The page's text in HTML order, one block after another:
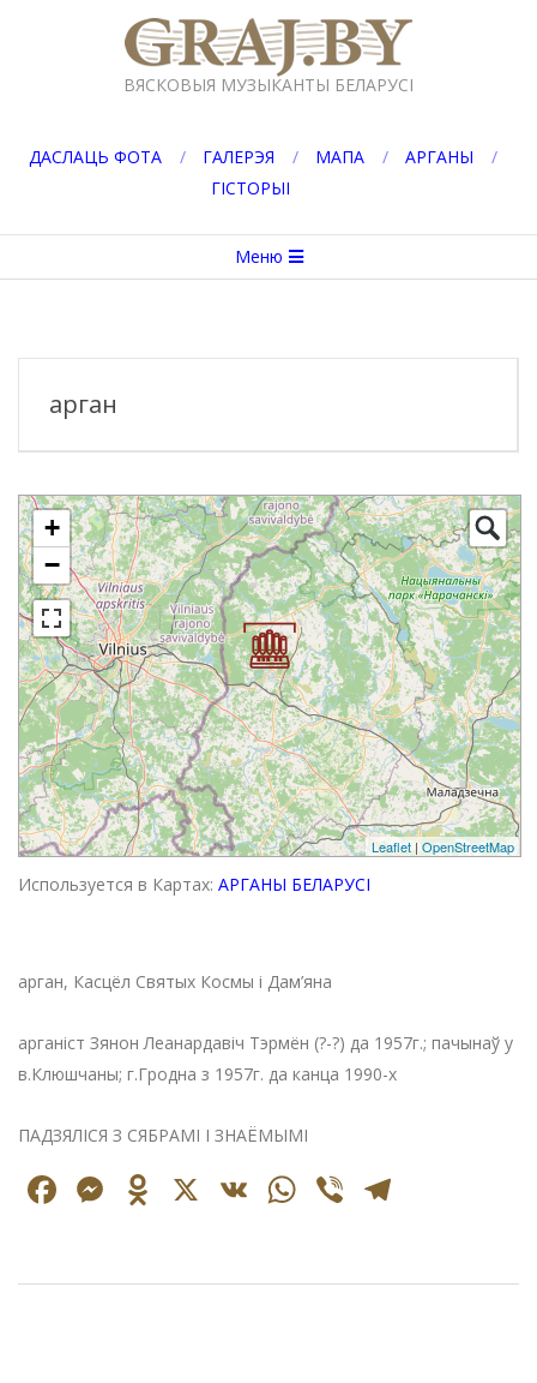
GRAJ.BY
ВЯСКОВЫЯ МУЗЫКАНТЫ БЕЛАРУСІ
ДАСЛАЦЬ ФОТА ГАЛЕРЭЯ МАПА
АРГАНЫ
ГІСТОРЫІ
меню
Меню
арган
+
−
Leaflet |OpenStreetMap
Используется в Картах: АРГАНЫ БЕЛАРУСІ
арган, Касцёл Святых Космы і Дам’яна
арганіст Зянон Леанардавіч Тэрмён (?-?) да 1957г.; пачынаў у
в.Клюшчаны; г.Гродна з 1957г. да канца 1990-х
ПАДЗЯЛІСЯ З СЯБРАМІ І ЗНАЁМЫМІ
Facebook
Messenger
Odnoklassniki
X VK WhatsApp
Viber